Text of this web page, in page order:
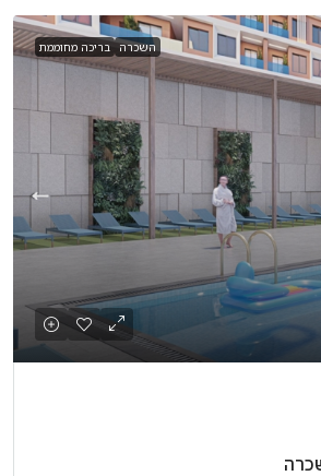
השכרה בריכה מחוממת